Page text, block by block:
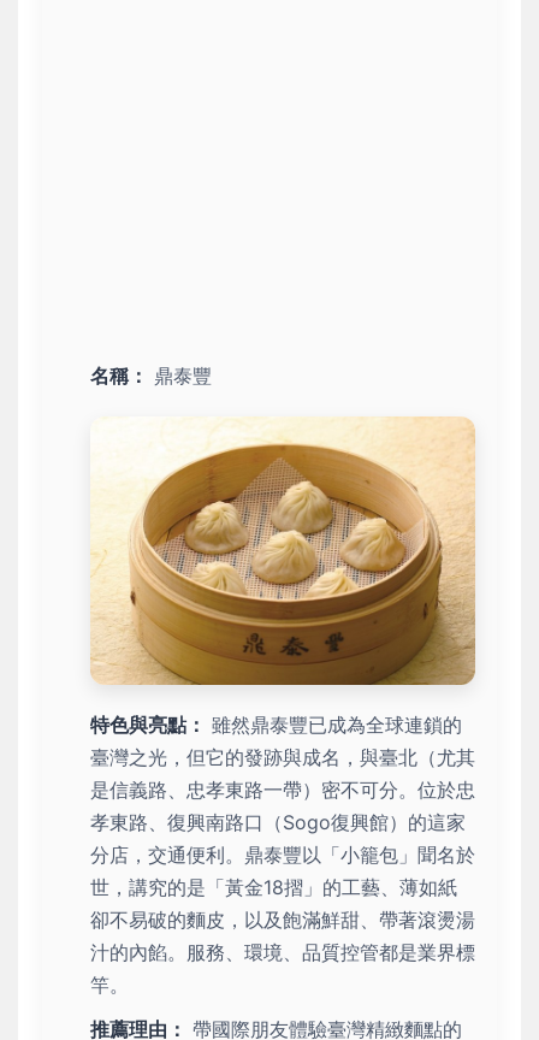
名稱： 鼎泰豐
特色與亮點： 雖然鼎泰豐已成為全球連鎖的
臺灣之光，但它的發跡與成名，與臺北（尤其
是信義路、忠孝東路一帶）密不可分。位於忠
孝東路、復興南路口（Sogo復興館）的這家
分店，交通便利。鼎泰豐以「小籠包」聞名於
世，講究的是「黃金18摺」的工藝、薄如紙
卻不易破的麵皮，以及飽滿鮮甜、帶著滾燙湯
汁的內餡。服務、環境、品質控管都是業界標
竿。
推薦理由： 帶國際朋友體驗臺灣精緻麵點的